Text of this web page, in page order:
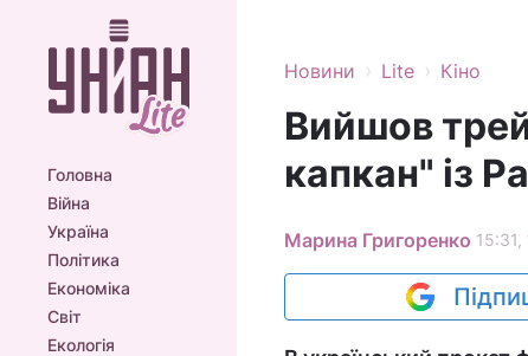
Головна
Війна
Україна
Політика
Економіка
Світ
Екологія
Новини › Lite › Кіно
Вийшов
капкан" із
Марина Григоренко 15:31,